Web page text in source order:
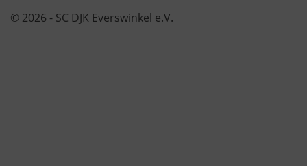
© 2026 - SC DJK Everswinkel e.V.